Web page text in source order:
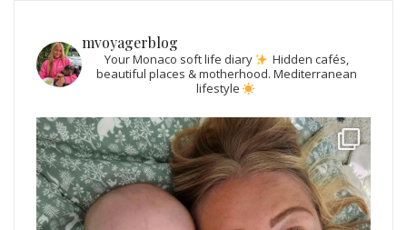
mvoyagerblog
Your Monaco soft life diary
Hidden cafés,
beautiful places & motherhood. Mediterranean
lifestyle